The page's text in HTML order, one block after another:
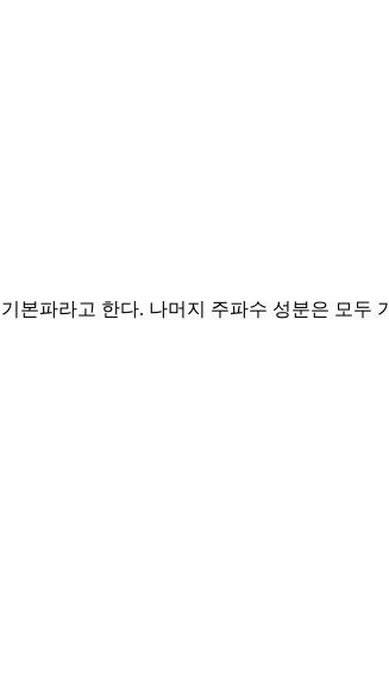
파라고 한다. 나머지 주파수 성분은 모두